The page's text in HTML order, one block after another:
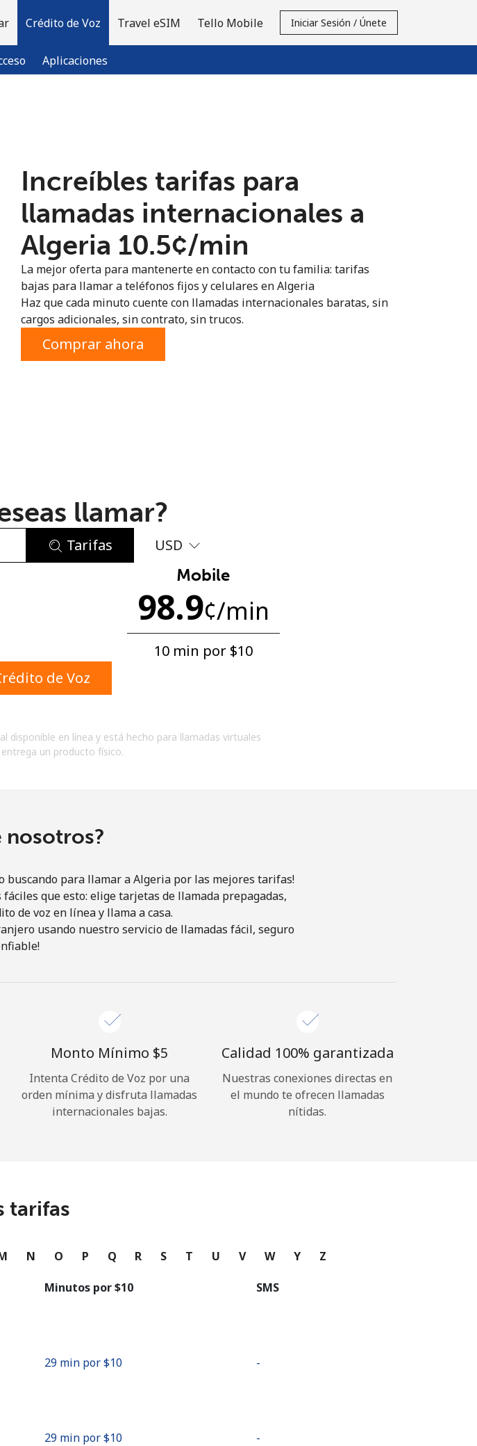
Crédito de Voz
Aplicaciones
Travel eSIM Tello Mobile Iniciar Sesión / Únete
Inicia sesión →
con
minúscula
y condiciones.
Sesión
con
Increíbles tarifas para
llamadas internacionales a
Algeria ⁦10.5¢⁩/min
La mejor oferta para mantenerte en contacto con tu familia: tarifas
bajas para llamar a teléfonos fijos y celulares en Algeria
Haz que cada minuto cuente con llamadas internacionales baratas, sin
cargos adicionales, sin contrato, sin trucos.
Comprar ahora
llamar?
Tarifas USD
Mobile
98.9¢/min
10 min por ⁦$10⁩
de Voz
disponible en línea y está hecho para llamadas virtuales
un producto físico.
nosotros?
buscando para llamar a Algeria por las mejores tarifas!
que esto: elige tarjetas de llamada prepagadas,
de voz en línea y llama a casa.
usando nuestro servicio de llamadas fácil, seguro
Monto Mínimo ⁦$5⁩
Intenta Crédito de Voz por una
orden mínima y disfruta llamadas
internacionales bajas.
Calidad 100% garantizada
Nuestras conexiones directas en
el mundo te ofrecen llamadas
nítidas.
tarifas
N O P Q R S T U V W Y Z
Minutos por ⁦$10⁩ SMS
29 min por ⁦$10⁩ -
29 min por ⁦$10⁩ -